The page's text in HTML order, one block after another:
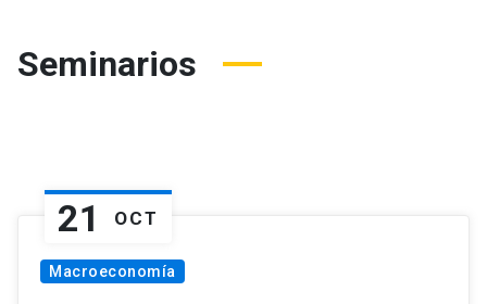
Seminarios
21 OCT
Macroeconomía